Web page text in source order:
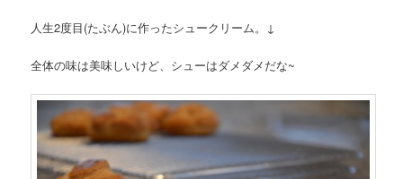
人生2度目(たぶん)に作ったシュークリーム。↓
全体の味は美味しいけど、シューはダメダメだな~